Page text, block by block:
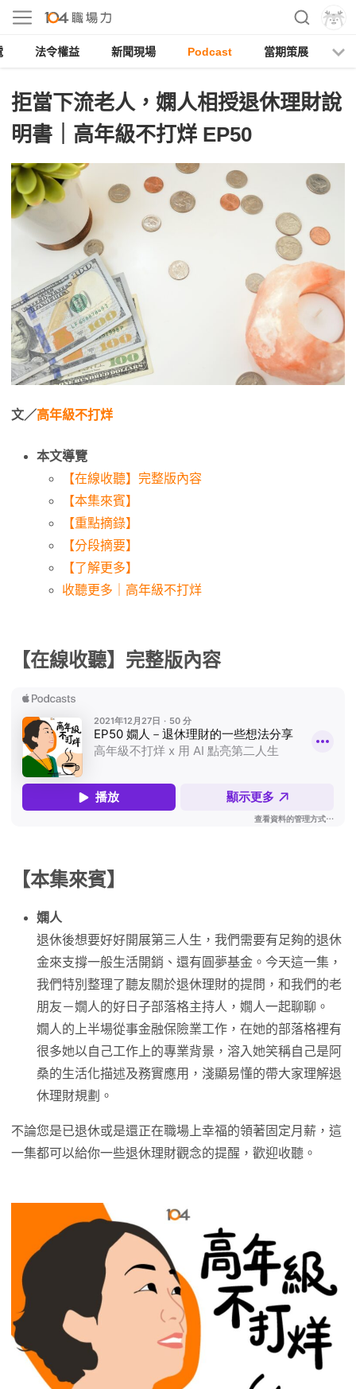
法令權益 新聞現場 Podcast 當期策展
拒當下流老人，嫻人相授退休理財說
明書｜高年級不打烊 EP50
文／高年級不打烊
本文導覽
【在線收聽】完整版內容
【本集來賓】
【重點摘錄】
【分段摘要】
【了解更多】
收聽更多｜高年級不打烊
【在線收聽】完整版內容
【本集來賓】
嫻人
退休後想要好好開展第三人生，我們需要有足夠的退休
金來支撐一般生活開銷、還有圓夢基金。今天這一集，
我們特別整理了聽友關於退休理財的提問，和我們的老
朋友－嫺人的好日子部落格主持人，嫺人一起聊聊。
嫺人的上半場從事金融保險業工作，在她的部落格裡有
很多她以自己工作上的專業背景，溶入她笑稱自己是阿
桑的生活化描述及務實應用，淺顯易懂的帶大家理解退
休理財規劃。
不論您是已退休或是還正在職場上幸福的領著固定月薪，這
一集都可以給你一些退休理財觀念的提醒，歡迎收聽。